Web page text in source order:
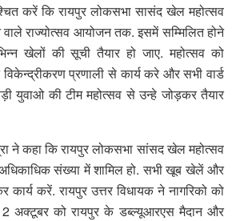
करें कि रायपुर लोकसभा सासंद खेल महोत्सव
राज्योत्सव आयोजन तक. इसमें सम्मिलित होने
खेलों की सूची तैयार हो जाए. महोत्सव को
प्रणाली से कार्य करे और सभी वार्ड
युवाओ की टीम महोत्सव से उन्हे जोड़कर तैयार
ने कहा कि रायपुर लोकसभा सांसद खेल महोत्सव
संख्या में शामिल हो. सभी खूब खेलें और
करें. रायपुर उत्तर विधायक ने नागरिको को
2 अक्टूबर को रायपुर के डब्ल्यूआरएस मैदान और